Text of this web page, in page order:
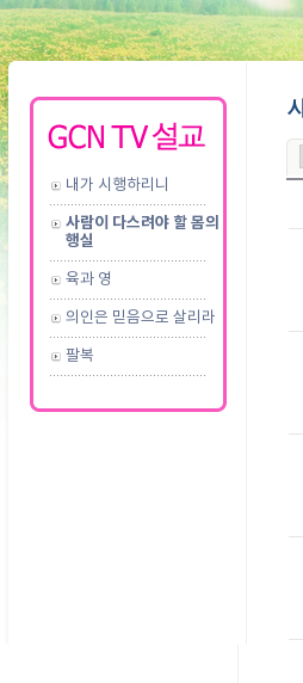
내가 시행하리니
사람이 다스려야 할 몸의
행실
육과 영
의인은 믿음으로 살리라
팔복